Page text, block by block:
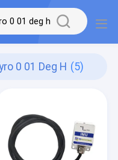
0 01 Deg H (5)